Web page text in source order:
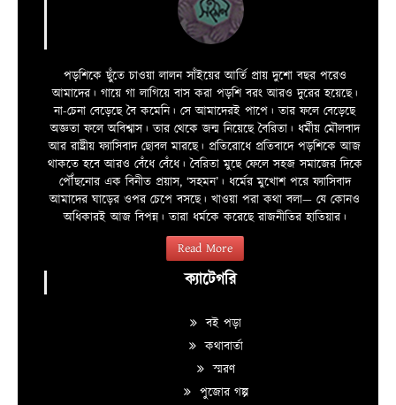
পড়শিকে ছুঁতে চাওয়া লালন সাঁইয়ের আর্তি প্রায় দুশো বছর পরেও
আমাদের। গায়ে গা লাগিয়ে বাস করা পড়শি বরং আরও দুরের হয়েছে।
না-চেনা বেড়েছে বৈ কমেনি। সে আমাদেরই পাপে। তার ফলে বেড়েছে
অজ্ঞতা ফলে অবিশ্বাস। তার থেকে জন্ম নিয়েছে বৈরিতা। ধর্মীয় মৌলবাদ
আর রাষ্ট্রীয় ফ্যাসিবাদ ছোবল মারছে। প্রতিরোধে প্রতিবাদে পড়শিকে আজ
থাকতে হবে আরও বেঁধে বেঁধে। বৈরিতা মুছে ফেলে সহজ সমাজের দিকে
পৌঁছনোর এক বিনীত প্রয়াস, ‘সহমন’। ধর্মের মুখোশ পরে ফ্যাসিবাদ
আমাদের ঘাড়ের ওপর চেপে বসছে। খাওয়া পরা কথা বলা—­­ যে কোনও
অধিকারই আজ বিপন্ন। তারা ধর্মকে করেছে রাজনীতির হাতিয়ার।
Read More
ক্যাটেগরি
বই পড়া
কথাবার্তা
স্মরণ
পুজোর গল্প